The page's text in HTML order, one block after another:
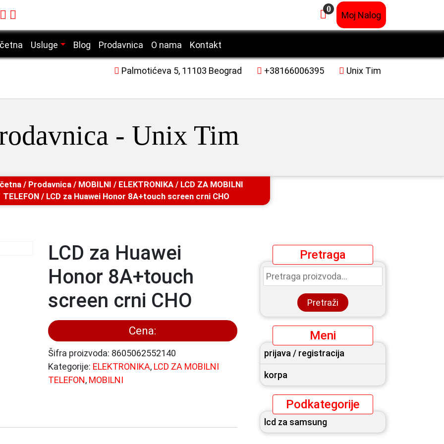
0
Moj Nalog
Usluge
Servis mobilnih telefona
Servis desktop računara
Servis laserskih štampača
Blog Prodavnica O nama Kontakt
Palmotićeva 5, 11103 Beograd +38166006395 Unix Tim
- Unix Tim
/ Prodavnica/ MOBILNI / ELEKTRONIKA/ LCD ZA MOBILNI
TELEFON / LCD za Huawei Honor 8A+touch screen crni CHO
LCD za Huawei
Honor 8A+touch
screen crni CHO
Cena:
Šifra proizvoda: 8605062552140
Kategorije: ELEKTRONIKA, LCD ZA MOBILNI
TELEFON, MOBILNI
Pretraga
Pretraga
za:
Pretraži
Meni
prijava / registracija
korpa
Podkategorije
lcd za samsung